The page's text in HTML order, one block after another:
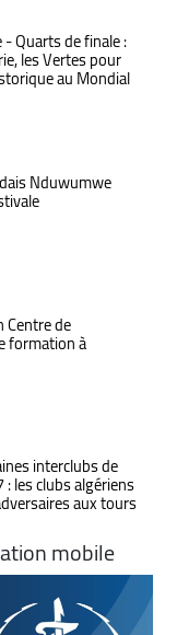
Quarts de finale :
les Vertes pour
au Mondial
Nduwumwe
Centre de
formation à
interclubs de
les clubs algériens
aux tours
mobile